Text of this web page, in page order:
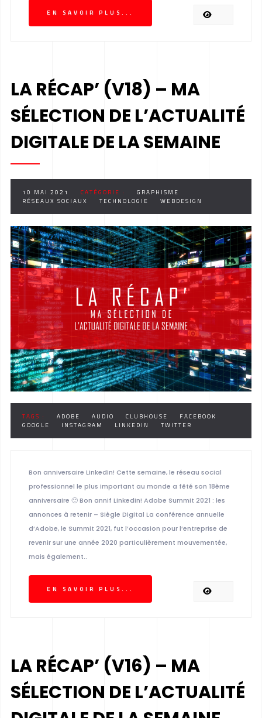
EN SAVOIR PLUS...
LA RÉCAP’ (V18) – MA
SÉLECTION DE L’ACTUALITÉ
DIGITALE DE LA SEMAINE
10 MAI 2021 CATÉGORIE :
GRAPHISME
RÉSEAUX SOCIAUX
TECHNOLOGIE WEBDESIGN
TAGS : ADOBE AUDIO CLUBHOUSE
FACEBOOK
GOOGLE
INSTAGRAM LINKEDIN TWITTER
Bon anniversaire LinkedIn! Cette semaine, le réseau social
professionnel le plus important au monde a fêté son 18ème
anniversaire 🙂 Bon annif LinkedIn! Adobe Summit 2021 : les
annonces à retenir – Siègle Digital La conférence annuelle
d’Adobe, le Summit 2021, fut l’occasion pour l’entreprise de
revenir sur une année 2020 particulièrement mouvementée,
mais également..
EN SAVOIR PLUS...
LA RÉCAP’ (V16) – MA
SÉLECTION DE L’ACTUALITÉ